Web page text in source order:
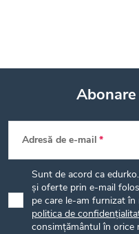
S
u
b
Adresă de e-mail
Sunt de acord ca
și oferte prin e-mail
pe care le-am furnizat
politica de
consimțământul în orice